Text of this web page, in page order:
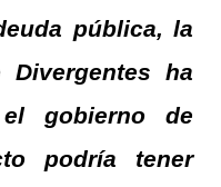
pública, la
ha
el gobierno de
podría tener